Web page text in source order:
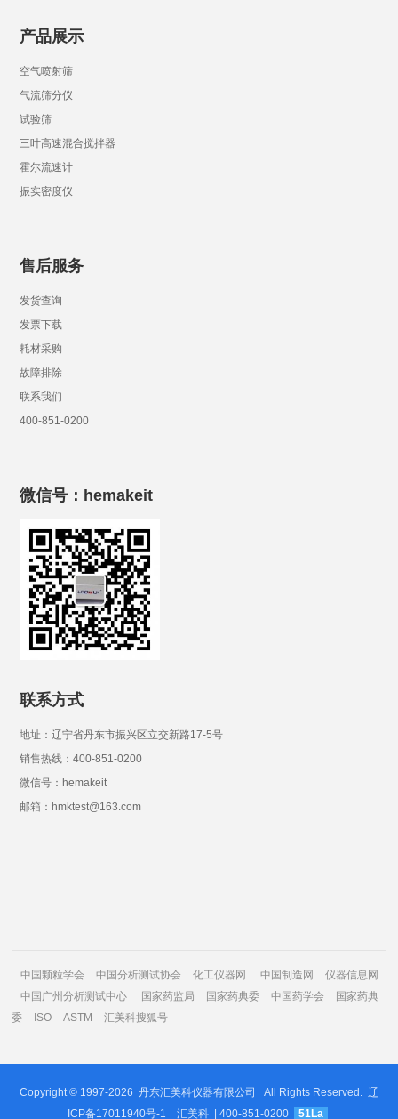
产品展示
空气喷射筛
气流筛分仪
试验筛
三叶高速混合搅拌器
霍尔流速计
振实密度仪
售后服务
发货查询
发票下载
耗材采购
故障排除
联系我们
400-851-0200
微信号：hemakeit
联系方式
地址：辽宁省丹东市振兴区立交新路17-5号
销售热线：400-851-0200
微信号：hemakeit
邮箱：hmktest@163.com
中国颗粒学会 中国分析测试协会 化工仪器网 中国制造网
仪器信息网
中国广州分析测试中心
国家药监局 国家药典委 中国药学会
国家药典
委
ISO ASTM 汇美科搜狐号
Copyright © 1997-2026 丹东汇美科仪器有限公司 All Rights Reserved. 辽
ICP备17011940号-1
汇美科 | 400-851-0200 51La